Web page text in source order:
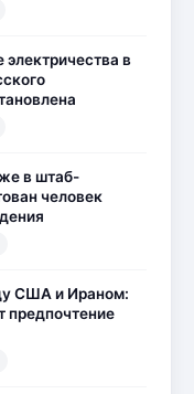
в
в штаб-
человек
США и Ираном:
предпочтение